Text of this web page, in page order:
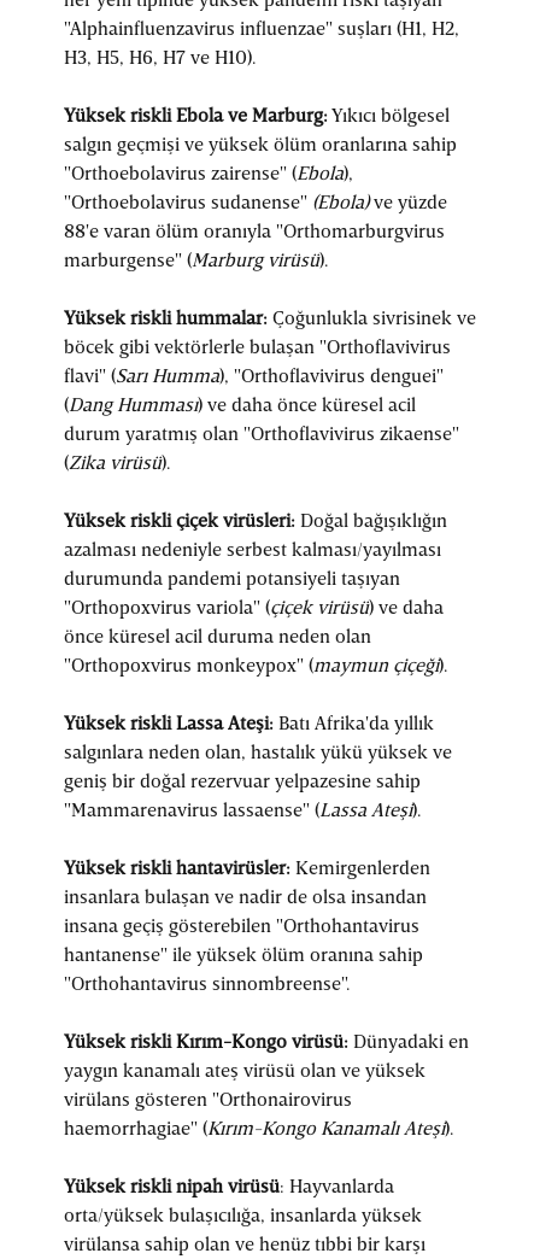
"Alphainfluenzavirus influenzae" suşları (H1, H2,
H3, H5, H6, H7 ve H10).
Yüksek riskli Ebola ve Marburg:Yıkıcı bölgesel
salgın geçmişi ve yüksek ölüm oranlarına sahip
"Orthoebolavirus zairense" (Ebola),
"Orthoebolavirus sudanense" (Ebola)ve yüzde
88'e varan ölüm oranıyla "Orthomarburgvirus
marburgense" (Marburg virüsü).
Yüksek riskli hummalar: Çoğunlukla sivrisinek ve
böcek gibi vektörlerle bulaşan "Orthoflavivirus
flavi" (Sarı Humma), "Orthoflavivirus denguei"
(Dang Humması) ve daha önce küresel acil
durum yaratmış olan "Orthoflavivirus zikaense"
(Zika virüsü).
Yüksek riskli çiçek virüsleri: Doğal bağışıklığın
azalması nedeniyle serbest kalması/yayılması
durumunda pandemi potansiyeli taşıyan
"Orthopoxvirus variola" (çiçek virüsü) ve daha
önce küresel acil duruma neden olan
"Orthopoxvirus monkeypox" (maymun çiçeği).
Yüksek riskli Lassa Ateşi: Batı Afrika'da yıllık
salgınlara neden olan, hastalık yükü yüksek ve
geniş bir doğal rezervuar yelpazesine sahip
"Mammarenavirus lassaense" (Lassa Ateşi).
Yüksek riskli hantavirüsler: Kemirgenlerden
insanlara bulaşan ve nadir de olsa insandan
insana geçiş gösterebilen "Orthohantavirus
hantanense" ile yüksek ölüm oranına sahip
"Orthohantavirus sinnombreense".
Yüksek riskli Kırım-Kongo virüsü: Dünyadaki en
yaygın kanamalı ateş virüsü olan ve yüksek
virülans gösteren "Orthonairovirus
haemorrhagiae" (Kırım-Kongo Kanamalı Ateşi).
Yüksek riskli nipah virüsü: Hayvanlarda
orta/yüksek bulaşıcılığa, insanlarda yüksek
virülansa sahip olan ve henüz tıbbi bir karşı